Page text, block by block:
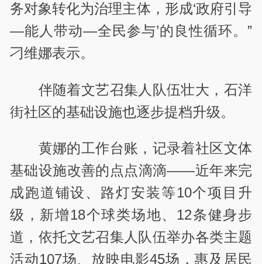
务对象转化为治理主体，形成‘政府引导
—能人带动—全民参与’的良性循环。”
刁维娜表示。
伴随着文艺召集人队伍壮大，石洋
街社区的基础设施也逐步提档升级。
黄娜的工作台账，记录着社区文体
基础设施改善的点点滴滴——近年来完
成跑道铺设、路灯安装等10个项目升
级，新增18个球类场地、12条健身步
道，依托文艺召集人队伍举办各类主题
活动107场、放映电影45场，惠及居民